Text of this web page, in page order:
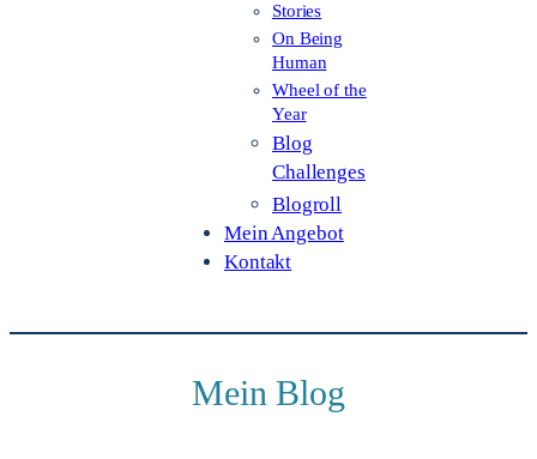
Stories
On Being
Human
Wheel of the
Year
Blog
Challenges
Blogroll
Mein Angebot
Kontakt
Mein Blog